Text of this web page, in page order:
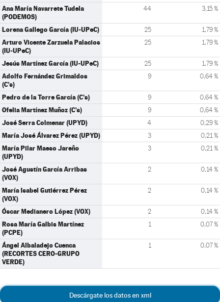
Ana María Navarrete Tudela
(PODEMOS)
44 3,15 %
Lorena Gallego García (IU-UPeC) 25 1,79 %
Arturo Vicente Zarzuela Palacios
(IU-UPeC)
25 1,79 %
Jesús Martínez García (IU-UPeC) 25 1,79 %
Adolfo Fernández Grimaldos
(C's)
9 0,64 %
Pedro de la Torre García (C's) 9 0,64 %
Ofelia Martínez Muñoz (C's) 9 0,64 %
José Serra Colmenar (UPYD) 4 0,29 %
María José Álvarez Pérez (UPYD) 3 0,21 %
María Pilar Maeso Jareño
(UPYD)
3 0,21 %
José Agustín García Arribas
(VOX)
2 0,14 %
María Isabel Gutiérrez Pérez
(VOX)
2 0,14 %
Óscar Medianero López (VOX) 2 0,14 %
Rosa María Galbis Martínez
(PCPE)
1 0,07 %
Ángel Albaladejo Cuenca
(RECORTES CERO-GRUPO
VERDE)
1 0,07 %
Descárgate los datos en xml